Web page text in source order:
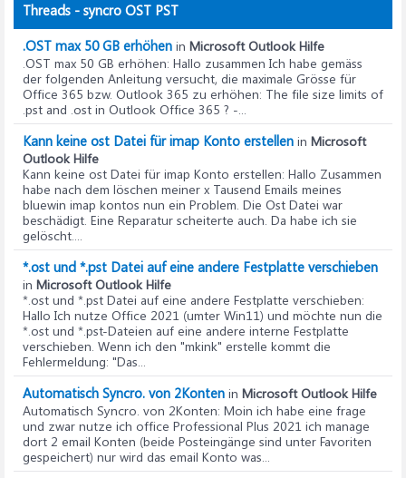
Threads - syncro OST PST
.OST max 50 GB erhöhen in Microsoft Outlook Hilfe
.OST max 50 GB erhöhen: Hallo zusammen Ich habe gemäss
der folgenden Anleitung versucht, die maximale Grösse für
Office 365 bzw. Outlook 365 zu erhöhen: The file size limits of
.pst and .ost in Outlook Office 365 ? -...
Kann keine ost Datei für imap Konto erstellen in Microsoft
Outlook Hilfe
Kann keine ost Datei für imap Konto erstellen: Hallo Zusammen
habe nach dem löschen meiner x Tausend Emails meines
bluewin imap kontos nun ein Problem. Die Ost Datei war
beschädigt. Eine Reparatur scheiterte auch. Da habe ich sie
gelöscht....
*.ost und *.pst Datei auf eine andere Festplatte verschieben
in Microsoft Outlook Hilfe
*.ost und *.pst Datei auf eine andere Festplatte verschieben:
Hallo Ich nutze Office 2021 (umter Win11) und möchte nun die
*.ost und *.pst-Dateien auf eine andere interne Festplatte
verschieben. Wenn ich den "mkink" erstelle kommt die
Fehlermeldung: "Das...
Automatisch Syncro. von 2Konten in Microsoft Outlook Hilfe
Automatisch Syncro. von 2Konten: Moin ich habe eine frage
und zwar nutze ich office Professional Plus 2021 ich manage
dort 2 email Konten (beide Posteingänge sind unter Favoriten
gespeichert) nur wird das email Konto was...